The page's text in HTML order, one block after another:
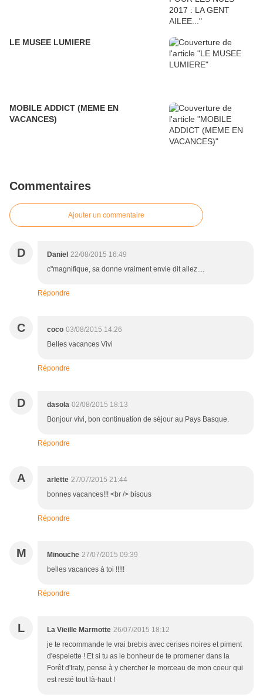
LE MUSEE LUMIERE
MOBILE ADDICT (MEME EN
VACANCES)
Commentaires
Ajouter un commentaire
D Daniel 22/08/2015 16:49
c"magnifique, sa donne vraiment envie dit allez....
Répondre
C coco 03/08/2015 14:26
Belles vacances Vivi
Répondre
D dasola 02/08/2015 18:13
Bonjour vivi, bon continuation de séjour au Pays Basque.
Répondre
A arlette 27/07/2015 21:44
bonnes vacances!!! <br /> bisous
Répondre
M Minouche 27/07/2015 09:39
belles vacances à toi !!!!!
Répondre
L La Vieille Marmotte 26/07/2015 18:12
je te recommande le vrai brebis avec cerises noires et piment
d'espelette ! Et si tu as le bonheur de te promener dans la
Forêt d'Iraty, pense à y chercher le morceau de mon coeur qui
est resté tout là-haut !